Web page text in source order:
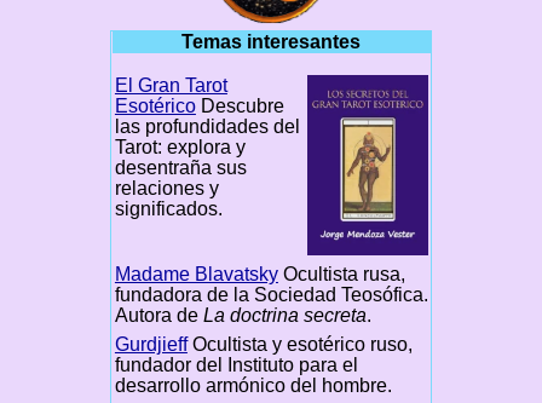
Temas interesantes
El Gran Tarot
EsotéricoDescubre
las profundidades del
Tarot: explora y
desentraña sus
relaciones y
significados.
Madame BlavatskyOcultista rusa,
fundadora de la Sociedad Teosófica.
Autora de La doctrina secreta.
GurdjieffOcultista y esotérico ruso,
fundador del Instituto para el
desarrollo armónico del hombre.